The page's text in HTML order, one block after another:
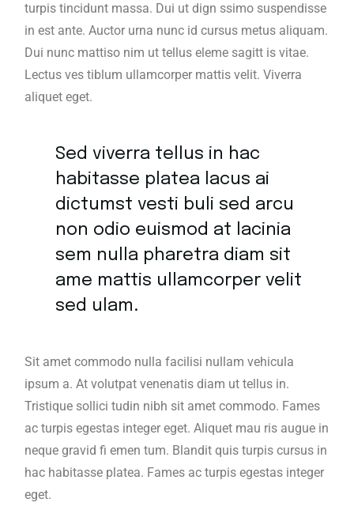
turpis tincidunt massa. Dui ut dign ssimo suspendisse
in est ante. Auctor urna nunc id cursus metus aliquam.
Dui nunc mattiso nim ut tellus eleme sagitt is vitae.
Lectus ves tiblum ullamcorper mattis velit. Viverra
aliquet eget.
Sed viverra tellus in hac
habitasse platea lacus ai
dictumst vesti buli sed arcu
non odio euismod at lacinia
sem nulla pharetra diam sit
ame mattis ullamcorper velit
sed ulam.
Sit amet commodo nulla facilisi nullam vehicula
ipsum a. At volutpat venenatis diam ut tellus in.
Tristique sollici tudin nibh sit amet commodo. Fames
ac turpis egestas integer eget. Aliquet mau ris augue in
neque gravid fi emen tum. Blandit quis turpis cursus in
hac habitasse platea. Fames ac turpis egestas integer
eget.